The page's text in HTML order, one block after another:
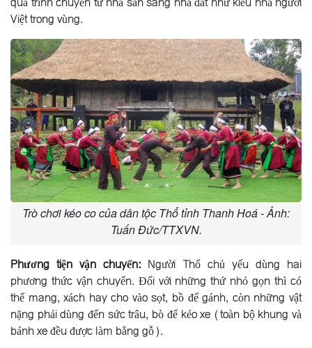
Việt trong vùng.
Trò chơi kéo co của dân tộc Thổ tỉnh Thanh Hoá - Ảnh:
Tuấn Đức/TTXVN.
Phương tiện vận chuyển: Người Thổ chủ yếu dùng hai
phương thức vận chuyển. Ðối với những thứ nhỏ gọn thì có
thể mang, xách hay cho vào sọt, bồ để gánh, còn những vật
nặng phải dùng đến sức trâu, bò để kéo xe (toàn bộ khung và
bánh xe đều được làm bằng gỗ).